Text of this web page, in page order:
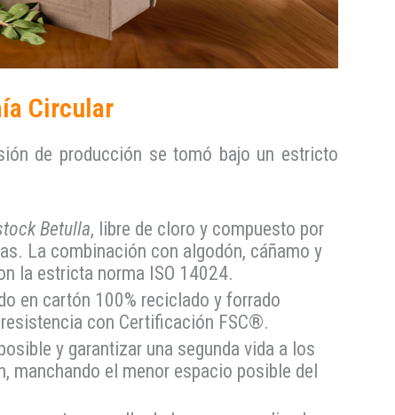
Circular
de producción se tomó bajo un estricto
Betulla, libre de cloro y compuesto por
La combinación con algodón, cáñamo y
la estricta norma ISO 14024.
en cartón 100% reciclado y forrado
con Certificación FSC®.
y garantizar una segunda vida a los
manchando el menor espacio posible del